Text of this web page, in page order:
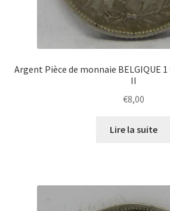
Argent Pièce de monnaie BELGIQUE
II
€8,00
Lire la suite